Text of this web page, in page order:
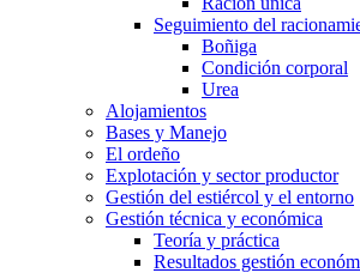
Seguimiento del
Boñiga
Condición corporal
Urea
Alojamientos
Bases y Manejo
El ordeño
Explotación y sector productor
Gestión del estiércol y el entorno
Gestión técnica y económica
Teoría y práctica
Resultados gestión